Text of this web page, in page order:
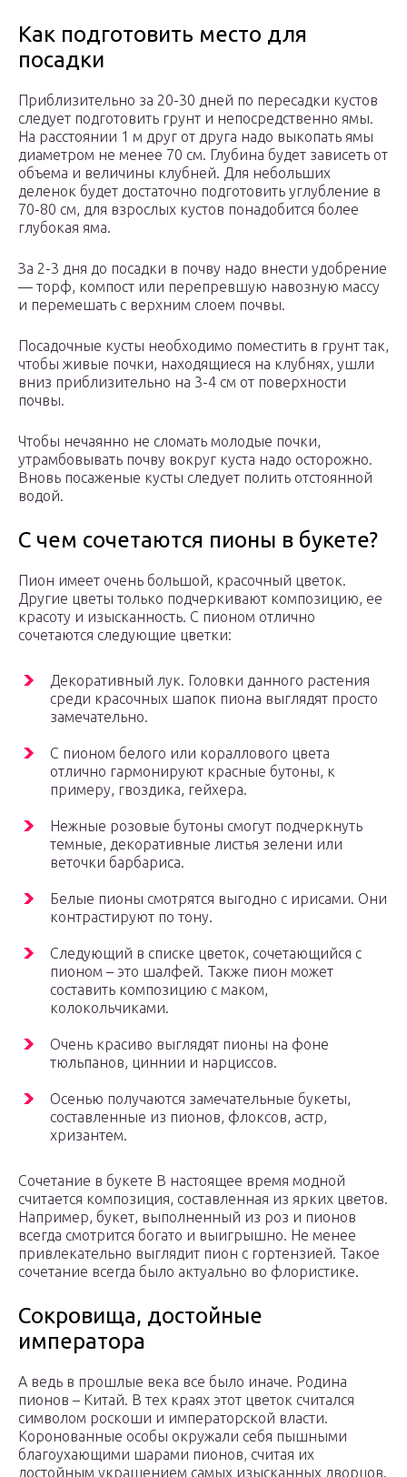
Как подготовить место для
посадки
Приблизительно за 20-30 дней по пересадки кустов
следует подготовить грунт и непосредственно ямы.
На расстоянии 1 м друг от друга надо выкопать ямы
диаметром не менее 70 см. Глубина будет зависеть от
объема и величины клубней. Для небольших
деленок будет достаточно подготовить углубление в
70-80 см, для взрослых кустов понадобится более
глубокая яма.
За 2-3 дня до посадки в почву надо внести удобрение
— торф, компост или перепревшую навозную массу
и перемешать с верхним слоем почвы.
Посадочные кусты необходимо поместить в грунт так,
чтобы живые почки, находящиеся на клубнях, ушли
вниз приблизительно на 3-4 см от поверхности
почвы.
Чтобы нечаянно не сломать молодые почки,
утрамбовывать почву вокруг куста надо осторожно.
Вновь посаженые кусты следует полить отстоянной
водой.
С чем сочетаются пионы в букете?
Пион имеет очень большой, красочный цветок.
Другие цветы только подчеркивают композицию, ее
красоту и изысканность. С пионом отлично
сочетаются следующие цветки:
Декоративный лук. Головки данного растения
среди красочных шапок пиона выглядят просто
замечательно.
С пионом белого или кораллового цвета
отлично гармонируют красные бутоны, к
примеру, гвоздика, гейхера.
Нежные розовые бутоны смогут подчеркнуть
темные, декоративные листья зелени или
веточки барбариса.
Белые пионы смотрятся выгодно с ирисами. Они
контрастируют по тону.
Следующий в списке цветок, сочетающийся с
пионом – это шалфей. Также пион может
составить композицию с маком,
колокольчиками.
Очень красиво выглядят пионы на фоне
тюльпанов, циннии и нарциссов.
Осенью получаются замечательные букеты,
составленные из пионов, флоксов, астр,
хризантем.
Сочетание в букете В настоящее время модной
считается композиция, составленная из ярких цветов.
Например, букет, выполненный из роз и пионов
всегда смотрится богато и выигрышно. Не менее
привлекательно выглядит пион с гортензией. Такое
сочетание всегда было актуально во флористике.
Сокровища, достойные
императора
А ведь в прошлые века все было иначе. Родина
пионов – Китай. В тех краях этот цветок считался
символом роскоши и императорской власти.
Коронованные особы окружали себя пышными
благоухающими шарами пионов, считая их
достойным украшением самых изысканных дворцов.